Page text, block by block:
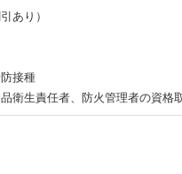
あり）
接種
衛生責任者、防火管理者の資格